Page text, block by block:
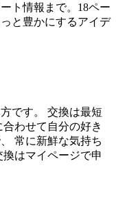
ト情報まで。18ペー
と豊かにするアイデ
です。 交換は最短
わせて自分の好き
常に新鮮な気持ち
はマイページで申